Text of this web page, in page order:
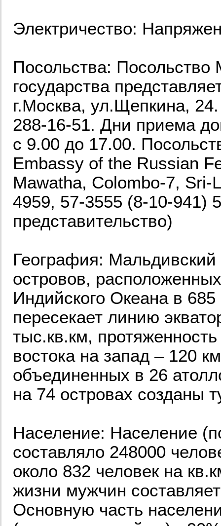
Электричество:
Посольства:
государства
г.Москва, ул.Щепкина,
288-16-51. Дни приема
с 9.00 до 17.00.
Embassy of the Russian
Mawatha, Colombo-7,
4959, 57-3555 (8-10-941)
представительство)
География: Мальдивский
островов,
Индийского Океана в
пересекает линию
тыс.кв.км,
востока на запад – 120
объединенных в 26
на 74 островах созданы
Население: Население
составляло 248000
около 832 человек на
жизни мужчин
Основную часть